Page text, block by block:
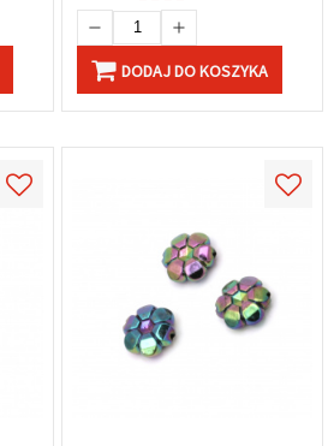
DODAJ DO KOSZYKA